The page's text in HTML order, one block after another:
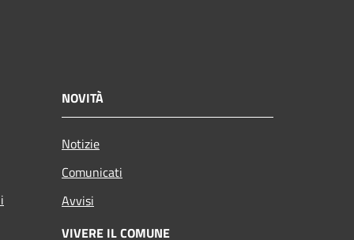
NOVITÀ
Notizie
Comunicati
Avvisi
VIVERE IL COMUNE